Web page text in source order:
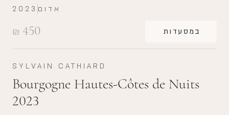
₪ 450 במסעדות
2023 אדום
SYLVAIN CATHIARD
Bourgogne Hautes-Côtes de Nuits
2023